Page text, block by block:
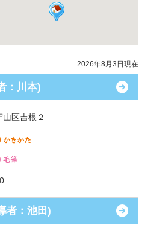
2026年8月3日現在
：川本)
区吉根２
者：池田)